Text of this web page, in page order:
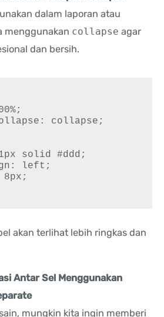
dalam laporan atau
menggunakan collapse agar
dan bersih.
akan terlihat lebih ringkas dan
Antar Sel Menggunakan
mungkin kita ingin memberi